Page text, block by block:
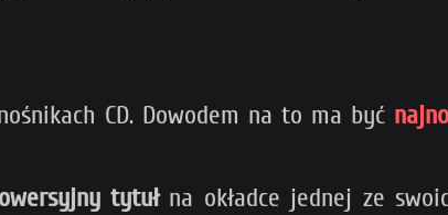
CD. Dowodem na to ma być
tytułna okładce jednej ze